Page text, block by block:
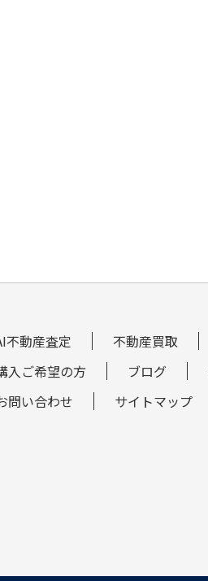
不動産査定 不動産買取
入ご希望の方
ブログ
問い合わせ
サイトマップ